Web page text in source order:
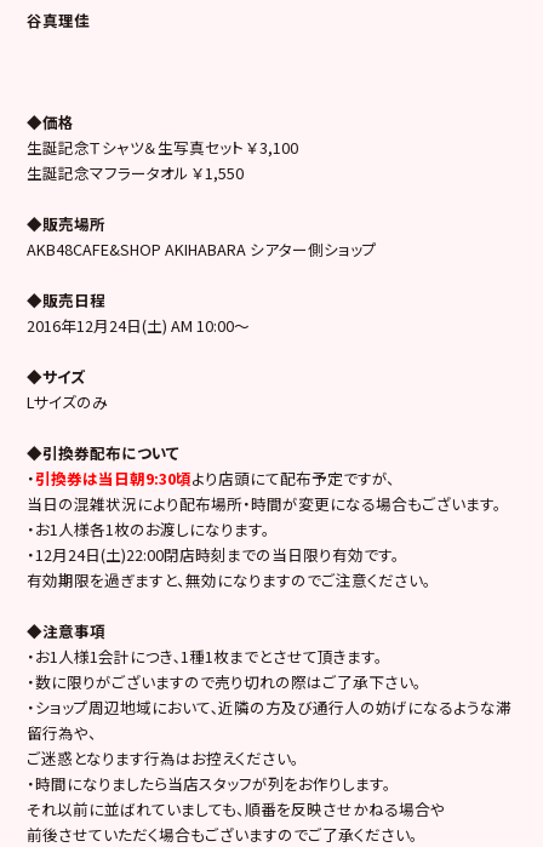
谷真理佳
◆価格
生誕記念Ｔシャツ＆生写真セット ￥3,100
生誕記念マフラータオル ￥1,550
◆販売場所
AKB48CAFE&SHOP AKIHABARA シアター側ショップ
◆販売日程
2016年12月24日(土) AM 10:00～
◆サイズ
Lサイズのみ
◆引換券配布について
・引換券は当日朝9:30頃より店頭にて配布予定ですが、
当日の混雑状況により配布場所・時間が変更になる場合もございます。
・お1人様各1枚のお渡しになります。
・12月24日(土)22:00閉店時刻までの当日限り有効です。
有効期限を過ぎますと、無効になりますのでご注意ください。
◆注意事項
・お1人様1会計につき､1種1枚までとさせて頂きます。
・数に限りがございますので売り切れの際はご了承下さい。
・ショップ周辺地域において､近隣の方及び通行人の妨げになるような滞
留行為や、
ご迷惑となります行為はお控えください。
・時間になりましたら当店スタッフが列をお作りします。
それ以前に並ばれていましても、順番を反映させかねる場合や
前後させていただく場合もございますのでご了承ください。